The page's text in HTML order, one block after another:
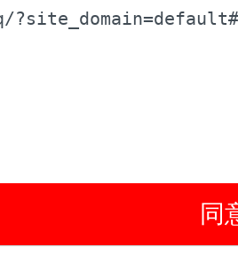
同